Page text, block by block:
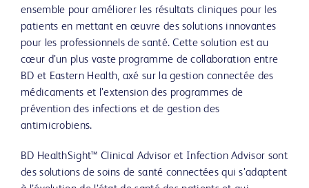
ensemble pour améliorer les résultats cliniques pour les
patients en mettant en œuvre des solutions innovantes
pour les professionnels de santé. Cette solution est au
cœur d’un plus vaste programme de collaboration entre
BD et Eastern Health, axé sur la gestion connectée des
médicaments et l’extension des programmes de
prévention des infections et de gestion des
antimicrobiens.
BD HealthSight™ Clinical Advisor et Infection Advisor sont
des solutions de soins de santé connectées qui s’adaptent